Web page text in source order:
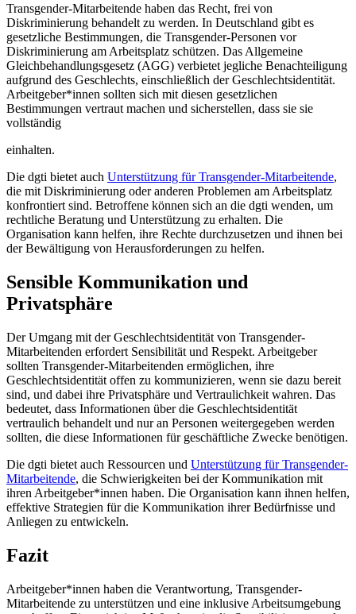
Transgender-Mitarbeitende haben das Recht, frei von
Diskriminierung behandelt zu werden. In Deutschland gibt es
gesetzliche Bestimmungen, die Transgender-Personen vor
Diskriminierung am Arbeitsplatz schützen. Das Allgemeine
Gleichbehandlungsgesetz (AGG) verbietet jegliche Benachteiligung
aufgrund des Geschlechts, einschließlich der Geschlechtsidentität.
Arbeitgeber*innen sollten sich mit diesen gesetzlichen
Bestimmungen vertraut machen und sicherstellen, dass sie sie
vollständig
einhalten.
Die dgti bietet auch Unterstützung für Transgender-Mitarbeitende,
die mit Diskriminierung oder anderen Problemen am Arbeitsplatz
konfrontiert sind. Betroffene können sich an die dgti wenden, um
rechtliche Beratung und Unterstützung zu erhalten. Die
Organisation kann helfen, ihre Rechte durchzusetzen und ihnen bei
der Bewältigung von Herausforderungen zu helfen.
Sensible Kommunikation und
Privatsphäre
Der Umgang mit der Geschlechtsidentität von Transgender-
Mitarbeitenden erfordert Sensibilität und Respekt. Arbeitgeber
sollten Transgender-Mitarbeitenden ermöglichen, ihre
Geschlechtsidentität offen zu kommunizieren, wenn sie dazu bereit
sind, und dabei ihre Privatsphäre und Vertraulichkeit wahren. Das
bedeutet, dass Informationen über die Geschlechtsidentität
vertraulich behandelt und nur an Personen weitergegeben werden
sollten, die diese Informationen für geschäftliche Zwecke benötigen.
Die dgti bietet auch Ressourcen und Unterstützung für Transgender-
Mitarbeitende, die Schwierigkeiten bei der Kommunikation mit
ihren Arbeitgeber*innen haben. Die Organisation kann ihnen helfen,
effektive Strategien für die Kommunikation ihrer Bedürfnisse und
Anliegen zu entwickeln.
Fazit
Arbeitgeber*innen haben die Verantwortung, Transgender-
Mitarbeitende zu unterstützen und eine inklusive Arbeitsumgebung